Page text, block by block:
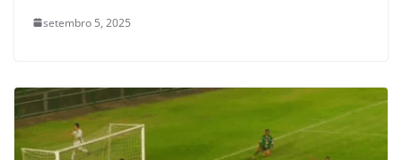
setembro 5, 2025